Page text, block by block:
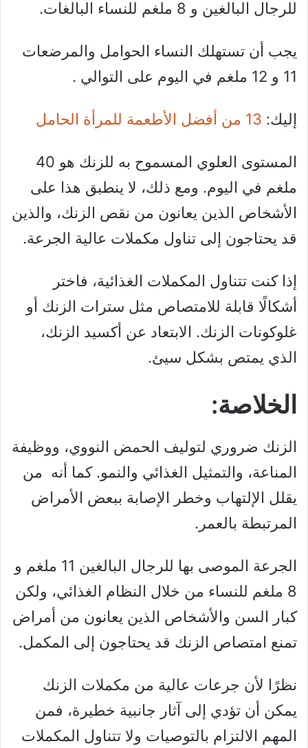
للرجال البالغين و 8 ملغم للنساء البالغات.
يجب أن تستهلك النساء الحوامل والمرضعات
11 و 12 ملغم في اليوم على التوالي .
إليك: 13 من أفضل الأطعمة للمرأة الحامل
المستوى العلوي المسموح به للزنك هو 40
ملغم في اليوم. ومع ذلك، لا ينطبق هذا على
الأشخاص الذين يعانون من نقص الزنك، والذين
قد يحتاجون إلى تناول مكملات عالية الجرعة.
إذا كنت تتناول المكملات الغذائية، فاختر
أشكالًا قابلة للامتصاص مثل سترات الزنك أو
غلوكونات الزنك. الابتعاد عن أكسيد الزنك،
الذي يمتص بشكل سيئ.
الخلاصة:
الزنك ضروري لتوليف الحمض النووي، ووظيفة
المناعة، والتمثيل الغذائي والنمو. كما أنه من
يقلل الإلتهاب وخطر الإصابة ببعض الأمراض
المرتبطة بالعمر.
الجرعة الموصى بها للرجال البالغين 11 ملغم و
8 ملغم للنساء من خلال النظام الغذائي، ولكن
كبار السن والأشخاص الذين يعانون من أمراض
تمنع امتصاص الزنك قد يحتاجون إلى المكمل.
نظرًا لأن جرعات عالية من مكملات الزنك
يمكن أن تؤدي إلى آثار جانبية خطيرة، فمن
المهم الالتزام بالتوصيات ولا تتناول المكملات